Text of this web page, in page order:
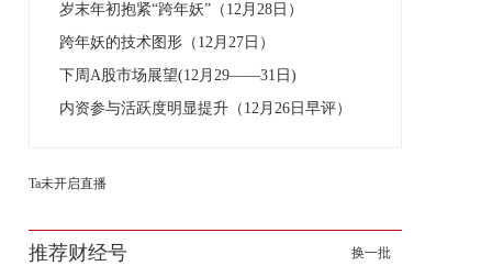
岁末年初抱紧“跨年妖”（12月28日）
跨年妖的技术图形（12月27日）
下周A股市场展望(12月29——31日)
内资参与活跃度明显提升（12月26日早评）
Ta未开启直播
推荐财经号 换一批